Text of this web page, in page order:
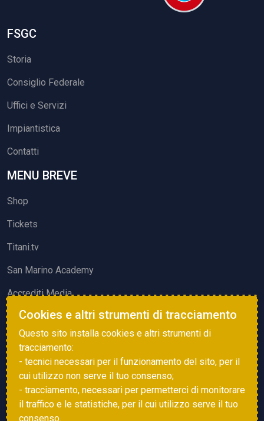
FSGC
Storia
Consiglio Federale
Uffici e Servizi
Impiantistica
Contatti
MENU BREVE
Shop
Tickets
Titani.tv
San Marino Academy
Accrediti Media
ATTIVITÀ ED EVENTI
Squadre di Calcio
Associazione Sammarinese Arbitri
Vota gol e parata
Cookies e altri strumenti di tracciamento
Questo sito installa cookies e altri strumenti di
tracciamento:
- tecnici necessari per il funzionamento del sito, per il
cui utilizzo non serve il tuo consenso;
- tracciamento, necessari per permetterci di monitorare
il traffico e le statistiche, per il cui utilizzo serve il tuo
consenso.